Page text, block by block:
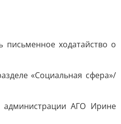
ходатайство о
«Социальная сфера»/
администрации АГО Ирине